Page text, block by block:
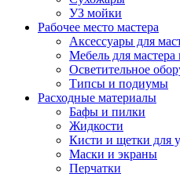
УЗ мойки
Рабочее место мастера
Аксессуары для
Мебель для мастера
Осветительное
Типсы и подиумы
Расходные материалы
Бафы и пилки
Жидкости
Кисти и щетки для
Маски и экраны
Перчатки